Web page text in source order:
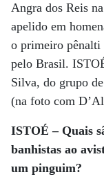
Angra dos Reis
apelido em
o primeiro pênalti
pelo Brasil.
Silva, do grupo
(na foto com
ISTOÉ – Quais
banhistas ao
um pinguim?